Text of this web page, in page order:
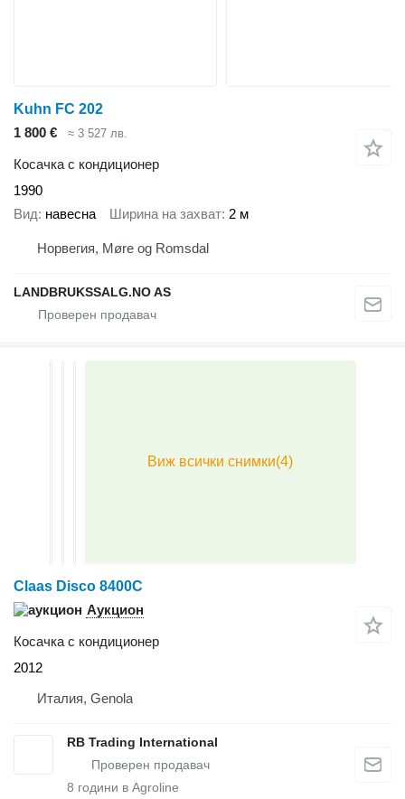
Kuhn FC 202
1 800 €
≈ 3 527 лв.
Косачка с кондиционер
1990
Вид навесна Ширина на захват 2 м
Норвегия, Møre og Romsdal
LANDBRUKSSALG.NO AS
Claas Disco 8400C
Аукцион
Косачка с кондиционер
2012
Италия, Genola
RB Trading International
8 години в Agroline